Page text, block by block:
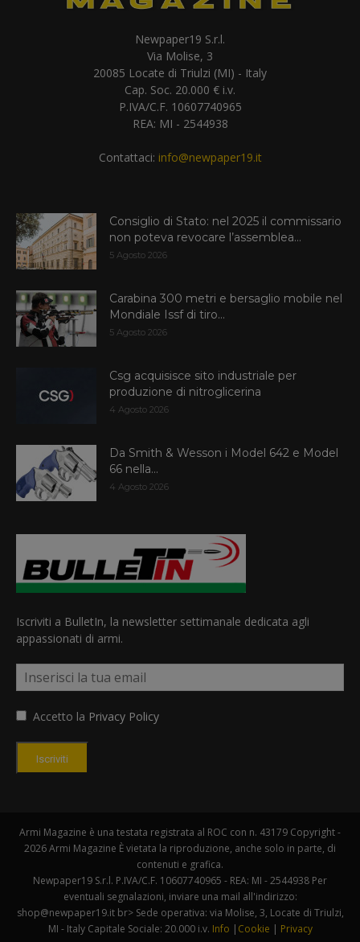
Newpaper19 S.r.l.
Via Molise, 3
20085 Locate di Triulzi (MI) - Italy
Cap. Soc. 20.000 € i.v.
P.IVA/C.F. 10607740965
REA: MI - 2544938
Contattaci: info@newpaper19.it
Consiglio di Stato: nel 2025 il commissario
non poteva revocare l’assemblea...
5 Agosto 2026
Carabina 300 metri e bersaglio mobile nel
Mondiale Issf di tiro...
5 Agosto 2026
Csg acquisisce sito industriale per
produzione di nitroglicerina
4 Agosto 2026
Da Smith & Wesson i Model 642 e Model
66 nella...
4 Agosto 2026
Iscriviti a BulletIn, la newsletter settimanale dedicata agli
appassionati di armi.
Accetto la Privacy Policy
Iscriviti
Armi Magazine è una testata registrata al ROC con n. 43179 Copyright -
2026 Armi Magazine È vietata la riproduzione, anche solo in parte, di
contenuti e grafica.
Newpaper19 S.r.l. P.IVA/C.F. 10607740965 - REA: MI - 2544938 Per
eventuali segnalazioni, inviare una mail all'indirizzo:
shop@newpaper19.it br> Sede operativa: via Molise, 3, Locate di Triulzi,
MI - Italy Capitale Sociale: 20.000 i.v. Info | Cookie | Privacy